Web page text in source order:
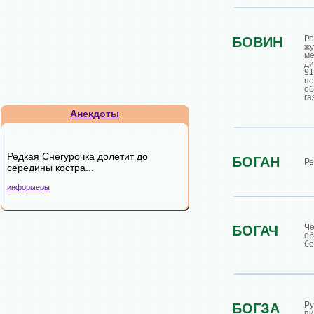
Анекдоты
Редкая Снегурочка долетит до
середины костра...
информеры
БОВИН
БОГАН
БОГАЧ
БОГЗА